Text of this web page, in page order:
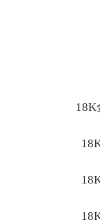
18K金
18K
18K
18K